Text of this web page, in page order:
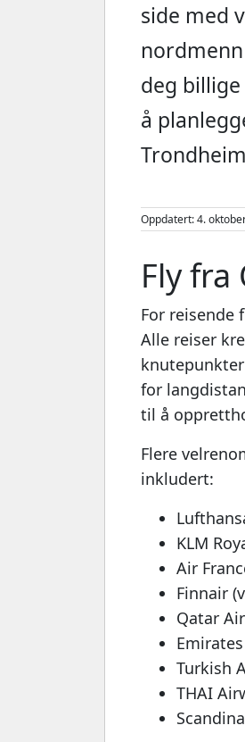
side med
deg
å
Oppdatert: 4.
Fly fra
For reisende
Alle reiser
for
til å
Flere
inkludert:
KLM
Air
Finnair
Qatar
Turkish
THAI